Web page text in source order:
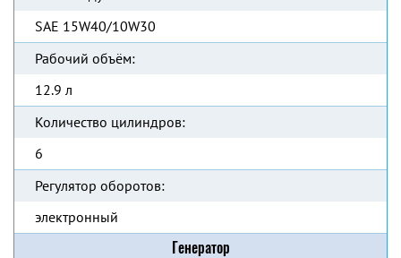
SAE 15W40/10W30
Рабочий объём:
12.9 л
Количество цилиндров:
6
Регулятор оборотов:
электронный
Генератор